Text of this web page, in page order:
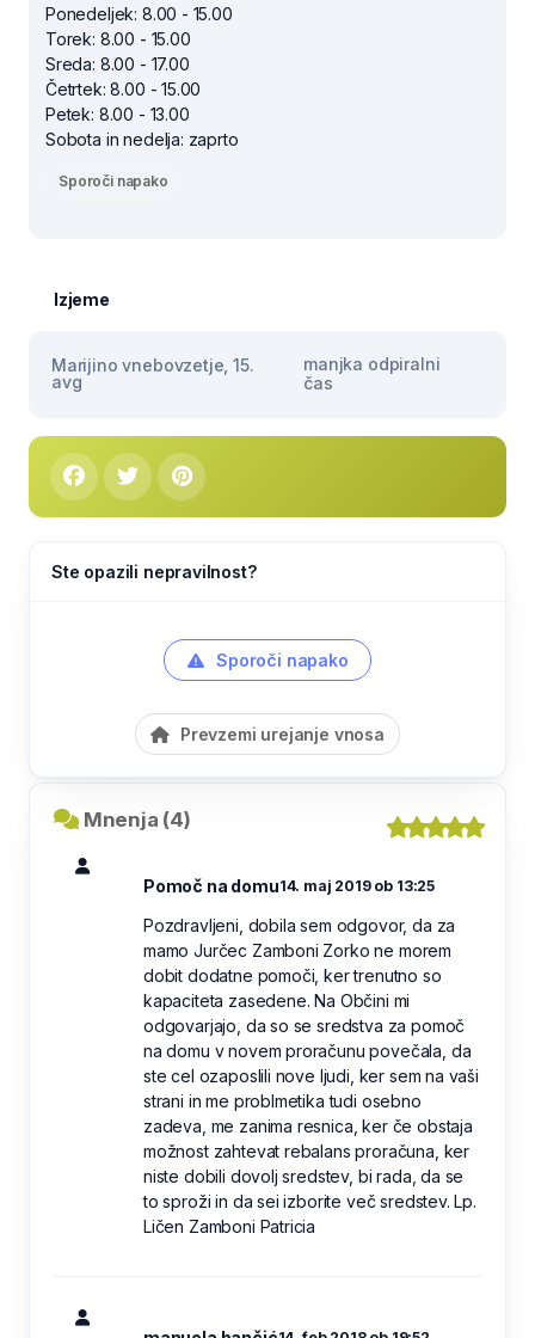
Ponedeljek: 8.00 - 15.00
Torek: 8.00 - 15.00
Sreda: 8.00 - 17.00
Četrtek: 8.00 - 15.00
Petek: 8.00 - 13.00
Sobota in nedelja: zaprto
Sporoči napako
Izjeme
Marijino vnebovzetje, 15.
avg
manjka odpiralni
čas
Ste opazili nepravilnost?
Sporoči napako
Prevzemi urejanje vnosa
Mnenja (4)
Pomoč na domu14. maj 2019 ob 13:25
Pozdravljeni, dobila sem odgovor, da za
mamo Jurčec Zamboni Zorko ne morem
dobit dodatne pomoči, ker trenutno so
kapaciteta zasedene. Na Občini mi
odgovarjajo, da so se sredstva za pomoč
na domu v novem proračunu povečala, da
ste cel ozaposlili nove ljudi, ker sem na vaši
strani in me problmetika tudi osebno
zadeva, me zanima resnica, ker če obstaja
možnost zahtevat rebalans proračuna, ker
niste dobili dovolj sredstev, bi rada, da se
to sproži in da sei izborite več sredstev. Lp.
Ličen Zamboni Patricia